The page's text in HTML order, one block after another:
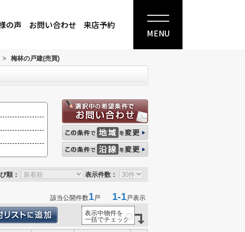
の声 お問い合わせ 来店予約
MENU
> 梅林の戸建(売買)
順： 表示件数：
該当公開件数1戸 1-1戸表示
表示中物件を
一括でチェック